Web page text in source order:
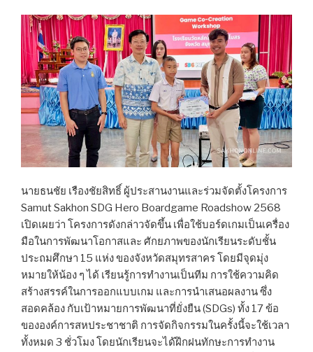
นายธนชัย เรืองชัยสิทธิ์ ผู้ประสานงานและร่วมจัดตั้งโครงการ
Samut Sakhon SDG Hero Boardgame Roadshow 2568
เปิดเผยว่า โครงการดังกล่าวจัดขึ้น เพื่อใช้บอร์ดเกมเป็นเครื่อง
มือในการพัฒนาโอกาสและ ศักยภาพของนักเรียนระดับชั้น
ประถมศึกษา 15 แห่ง ของจังหวัดสมุทรสาคร โดยมีจุดมุ่ง
หมายให้น้อง ๆ ได้ เรียนรู้การทำงานเป็นทีม การใช้ความคิด
สร้างสรรค์ในการออกแบบเกม และการนำเสนอผลงาน ซึ่ง
สอดคล้อง กับเป้าหมายการพัฒนาที่ยั่งยืน (SDGs) ทั้ง 17 ข้อ
ขององค์การสหประชาชาติ การจัดกิจกรรมในครั้งนี้จะใช้เวลา
ทั้งหมด 3 ชั่วโมง โดยนักเรียนจะได้ฝึกฝนทักษะการทำงาน